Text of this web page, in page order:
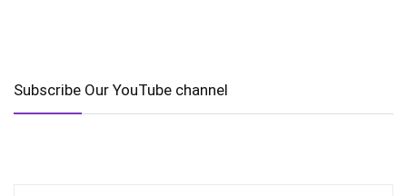
Subscribe Our YouTube channel